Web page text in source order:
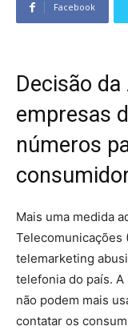
Facebook
Decisão
empresas
números
Mais uma medida
Telecomunicações
telemarketing
telefonia do país.
não podem mais
contatar os